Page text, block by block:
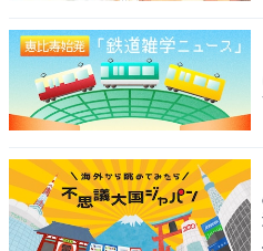
アクセス・料金情報は？